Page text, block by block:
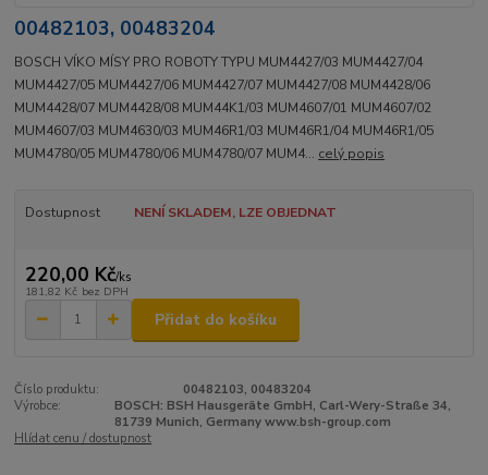
00482103, 00483204
BOSCH VÍKO MÍSY PRO ROBOTY TYPU MUM4427/03 MUM4427/04
MUM4427/05 MUM4427/06 MUM4427/07 MUM4427/08 MUM4428/06
MUM4428/07 MUM4428/08 MUM44K1/03 MUM4607/01 MUM4607/02
MUM4607/03 MUM4630/03 MUM46R1/03 MUM46R1/04 MUM46R1/05
MUM4780/05 MUM4780/06 MUM4780/07 MUM4... celý popis
Dostupnost NENÍ SKLADEM, LZE OBJEDNAT
220,00 Kč/ks
181,82 Kč bez DPH
Přidat do košíku
Číslo produktu:
00482103, 00483204
Výrobce:
BOSCH: BSH Hausgeräte GmbH, Carl-Wery-Straße 34,
81739 Munich, Germany www.bsh-group.com
Hlídat cenu / dostupnost